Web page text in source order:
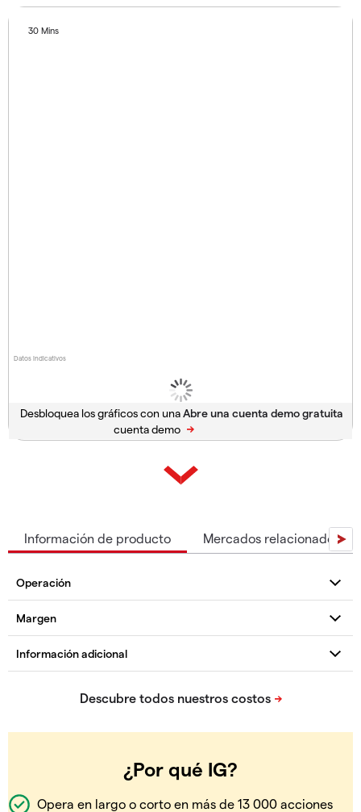
Datos indicativos
30 Mins
Desbloquea los gráficos con una
cuenta demo
Información de producto Mercados relacionados
¿Por qué IG?
Opera en largo o corto en más de 13 000 acciones